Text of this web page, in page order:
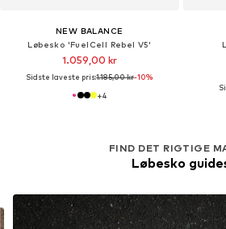
NEW BALANCE
Løbesko 'FuelCell Rebel V5'
1.059,00 kr
Sidste laveste pris:1.185,00 kr-10%
+4
FIND DET RIGTIGE
Løbesko